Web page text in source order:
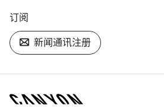
订阅
新闻通讯注册